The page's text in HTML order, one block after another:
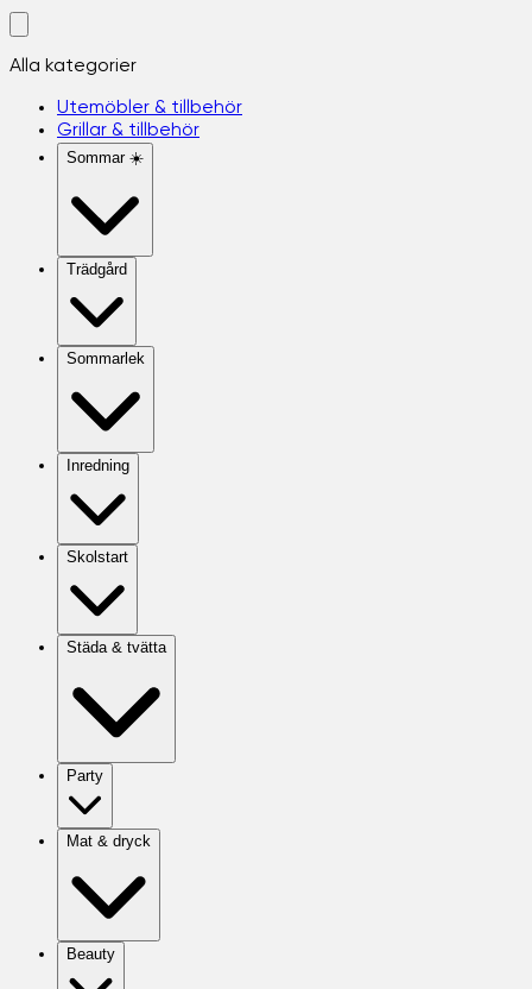
Alla kategorier
Utemöbler & tillbehör
Grillar & tillbehör
Sommar ☀️
Trädgård
Sommarlek
Inredning
Skolstart
Städa & tvätta
Party
Mat & dryck
Beauty